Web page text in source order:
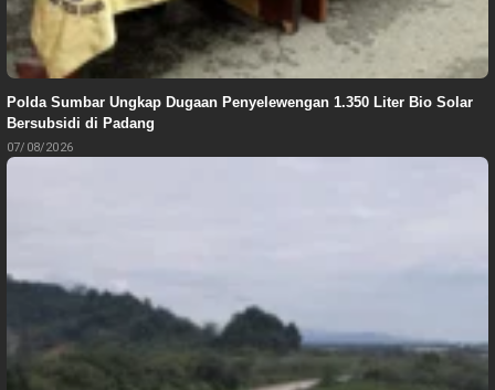
Polda Sumbar Ungkap Dugaan Penyelewengan 1.350 Liter Bio Solar
Bersubsidi di Padang
07/08/2026